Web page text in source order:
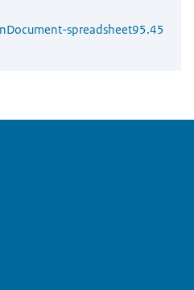
spreadsheet95.45